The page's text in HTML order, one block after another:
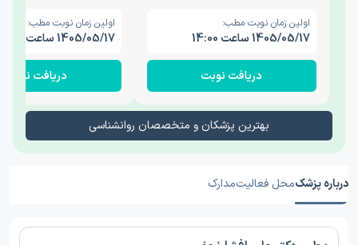
اولین زمان نوبت مطب:
1405/05/17 ساعت 14:00
دریافت نوبت
اولین زمان نوبت مطب:
1405/05/17 ساعت 15:00
دریافت نوبت
بهترین پزشکان و متخصصان روانشناسی
درباره پزشکمحل فعالیتمدارک